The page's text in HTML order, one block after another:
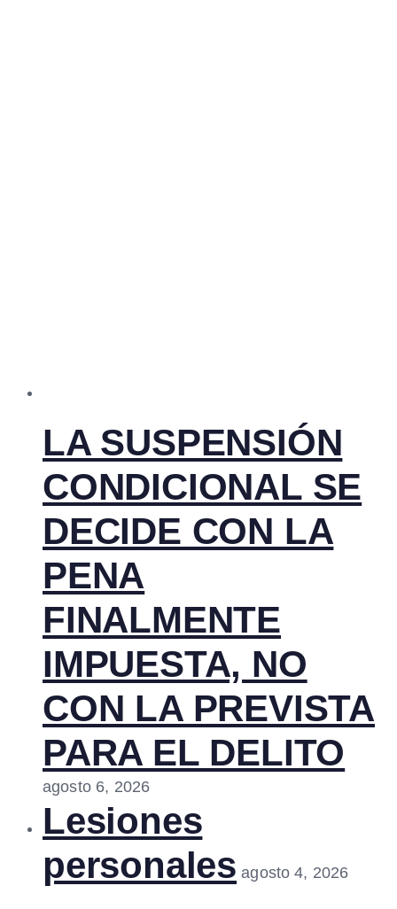
LA SUSPENSIÓN
CONDICIONAL SE
DECIDE CON LA
PENA
FINALMENTE
IMPUESTA, NO
CON LA PREVISTA
PARA EL DELITO
agosto 6, 2026
Lesiones
personales agosto 4, 2026